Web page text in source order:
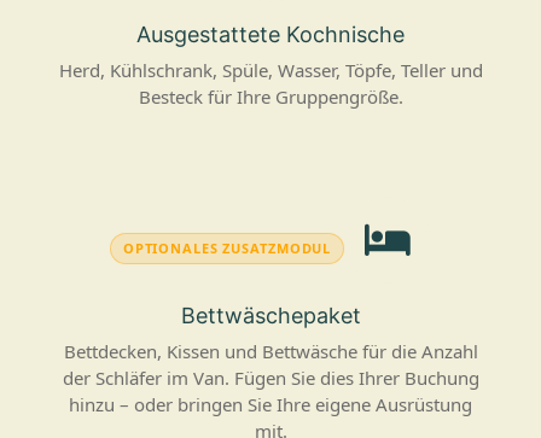
Ausgestattete Kochnische
Herd, Kühlschrank, Spüle, Wasser, Töpfe, Teller und
Besteck für Ihre Gruppengröße.
OPTIONALES ZUSATZMODUL
Bettwäschepaket
Bettdecken, Kissen und Bettwäsche für die Anzahl
der Schläfer im Van. Fügen Sie dies Ihrer Buchung
hinzu – oder bringen Sie Ihre eigene Ausrüstung
mit.